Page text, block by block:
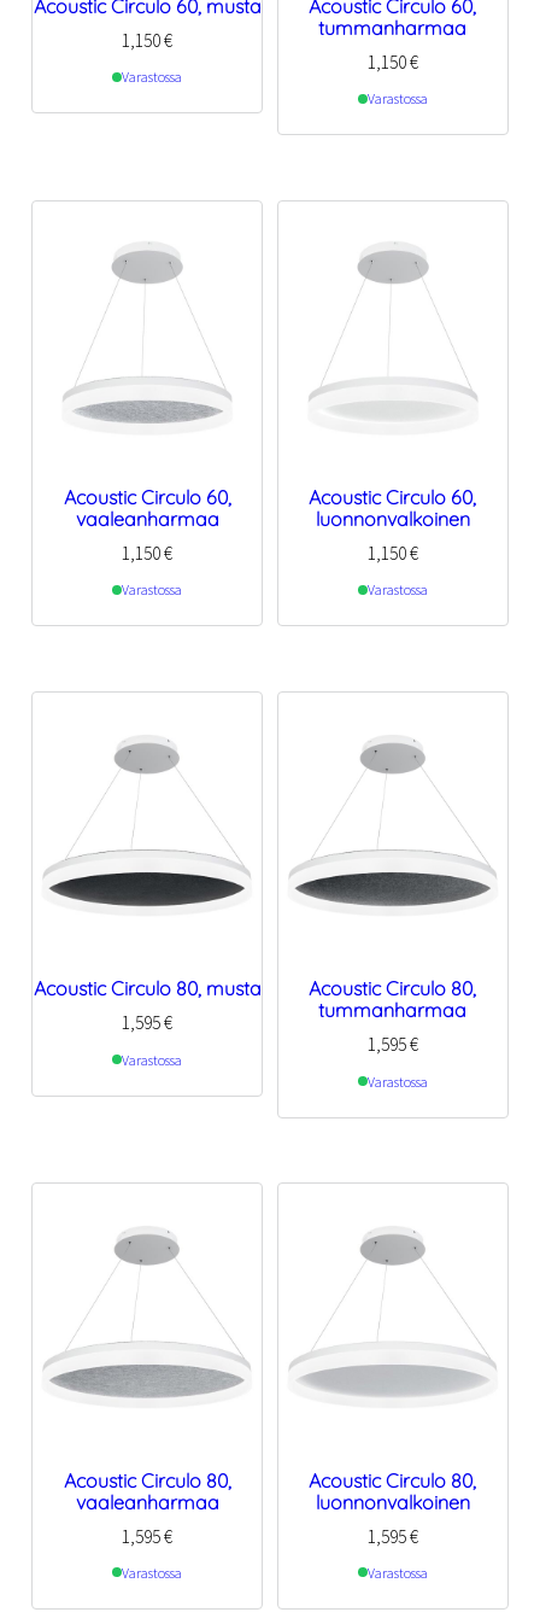
Acoustic Circulo 60, musta
1,150€
Varastossa
Acoustic Circulo 60,
tummanharmaa
1,150€
Varastossa
Acoustic Circulo 60,
vaaleanharmaa
1,150€
Varastossa
Acoustic Circulo 60,
luonnonvalkoinen
1,150€
Varastossa
Acoustic Circulo 80, musta
1,595€
Varastossa
Acoustic Circulo 80,
tummanharmaa
1,595€
Varastossa
Acoustic Circulo 80,
vaaleanharmaa
1,595€
Varastossa
Acoustic Circulo 80,
luonnonvalkoinen
1,595€
Varastossa